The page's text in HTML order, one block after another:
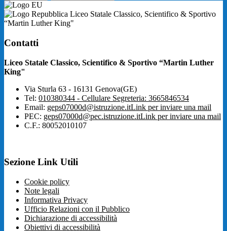
Liceo Statale Classico, Scientifico & Sportivo
“Martin Luther King"
Contatti
Liceo Statale Classico, Scientifico & Sportivo “Martin Luther
King"
Via Sturla 63 - 16131 Genova(GE)
Tel: 010380344 - Cellulare Segreteria: 3665846534
Email: geps07000d@istruzione.itLink per inviare una mail
PEC: geps07000d@pec.istruzione.itLink per inviare una mail
C.F.: 80052010107
Sezione Link Utili
Cookie policy
Note legali
Informativa Privacy
Ufficio Relazioni con il Pubblico
Dichiarazione di accessibilità
Obiettivi di accessibilità